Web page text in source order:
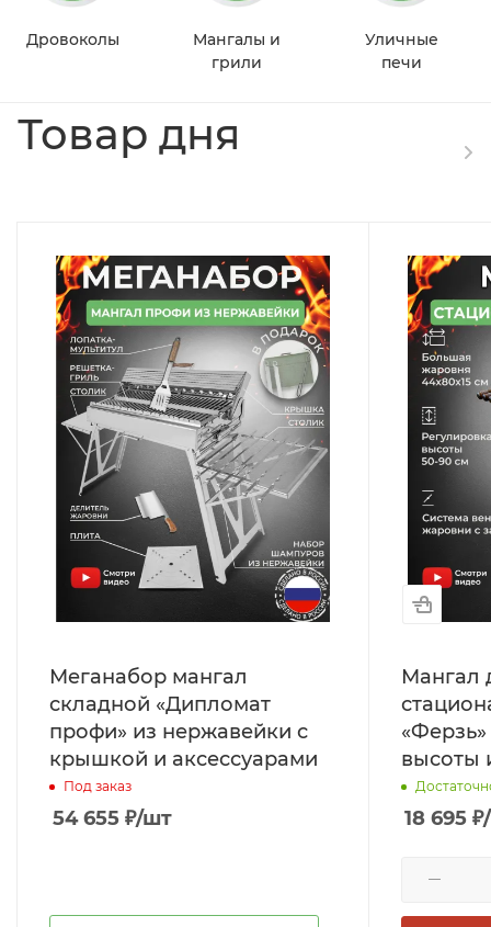
Дровоколы
Мангалы и
грили
Уличные
печи
Товар дня
Меганабор мангал
складной «Дипломат
профи» из нержавейки с
крышкой и аксессуарами
Под заказ
54 655 ₽/шт
Мангал
высоты
18 695 ₽